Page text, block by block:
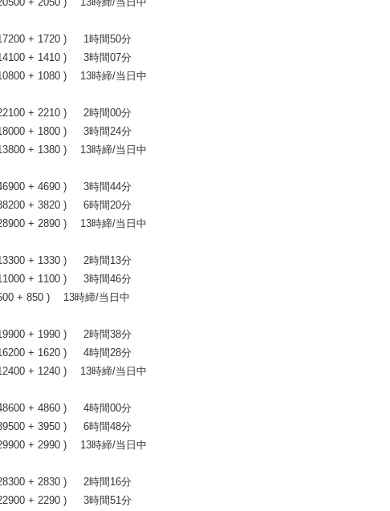
+ 1720 ) 1時間50分
+ 1410 ) 3時間07分
+ 1080 ) 13時締/当日中
+ 2210 ) 2時間00分
+ 1800 ) 3時間24分
+ 1380 ) 13時締/当日中
+ 4690 ) 3時間44分
+ 3820 ) 6時間20分
+ 2890 ) 13時締/当日中
+ 1330 ) 2時間13分
+ 1100 ) 3時間46分
+ 850 ) 13時締/当日中
+ 1990 ) 2時間38分
+ 1620 ) 4時間28分
+ 1240 ) 13時締/当日中
+ 4860 ) 4時間00分
+ 3950 ) 6時間48分
+ 2990 ) 13時締/当日中
+ 2830 ) 2時間16分
+ 2290 ) 3時間51分